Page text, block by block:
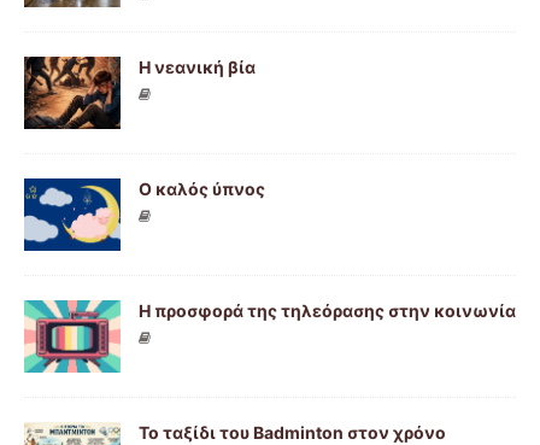
Η νεανική βία
Ο καλός ύπνος
Η προσφορά της τηλεόρασης στην κοινωνία
Το ταξίδι του Βadminton στον χρόνο